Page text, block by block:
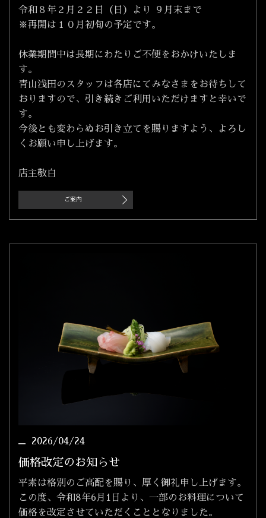
令和８年２月２２日（日）より ９月末まで
※再開は１０月初旬の予定です。
休業期間中は長期にわたりご不便をおかけいたしま
す。
青山浅田のスタッフは各店にてみなさまをお待ちして
おりますので、引き続きご利用いただけますと幸いで
す。
今後とも変わらぬお引き立てを賜りますよう、よろし
くお願い申し上げます。
店主敬白
ご案内
2026/04/24
価格改定のお知らせ
平素は格別のご高配を賜り、厚く御礼申し上げます。
この度、令和8年6月1日より、一部のお料理について
価格を改定させていただくこととなりました。